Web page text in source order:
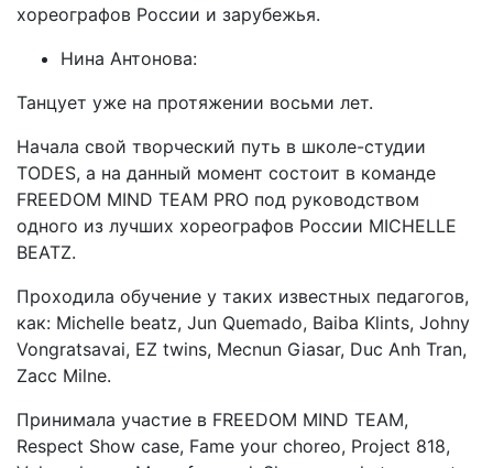
хореографов России и зарубежья.
Нина Антонова:
Танцует уже на протяжении восьми лет.
Начала свой творческий путь в школе-студии
TODES, а на данный момент состоит в команде
FREEDOM MIND TEAM PRO под руководством
одного из лучших хореографов России MICHELLE
BEATZ.
Проходила обучение у таких известных педагогов,
как: Michelle beatz, Jun Quemado, Baiba Klints, Johny
Vongratsavai, EZ twins, Mecnun Giasar, Duc Anh Tran,
Zacc Milne.
Принимала участие в FREEDOM MIND TEAM,
Respect Show case, Fame your choreo, Project 818,